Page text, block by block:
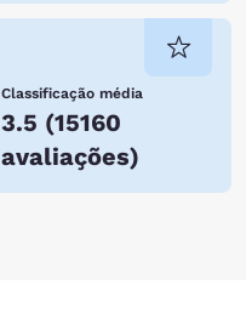
Classificação média
3.5 (15160
avaliações)